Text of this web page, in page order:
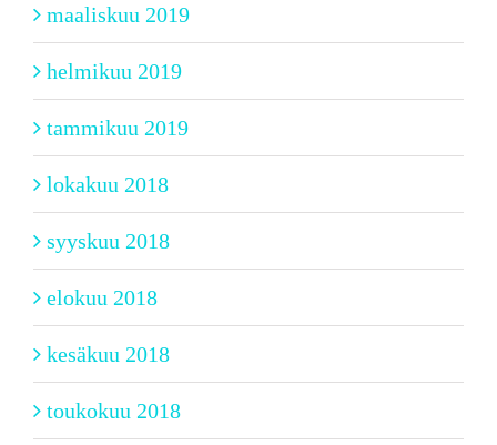
maaliskuu 2019
helmikuu 2019
tammikuu 2019
lokakuu 2018
syyskuu 2018
elokuu 2018
kesäkuu 2018
toukokuu 2018